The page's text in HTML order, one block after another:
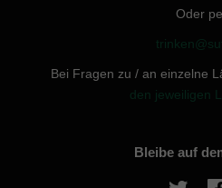
Oder
Bei Fragen zu / an einzelne
den jeweiligen
Bleibe auf